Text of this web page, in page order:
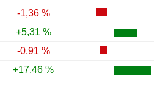
-1,36 %
+5,31 %
-0,91 %
+17,46 %